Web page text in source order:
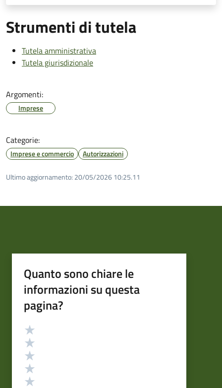
Strumenti di tutela
Tutela amministrativa
Tutela giurisdizionale
Argomenti:
Imprese
Categorie:
Imprese e commercio Autorizzazioni
Ultimo aggiornamento: 20/05/2026 10:25.11
Quanto sono chiare le
informazioni su questa
pagina?
Valutazione